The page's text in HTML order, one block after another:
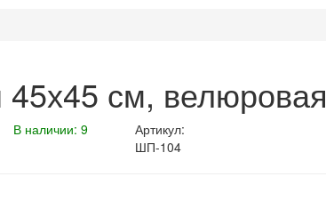
см, велюровая
В наличии: 9
Артикул:
ШП-104